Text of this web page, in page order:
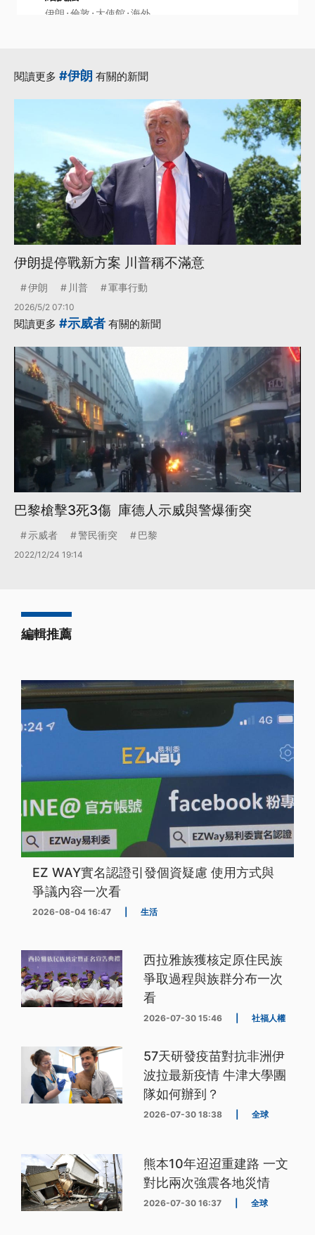
伊朗 ·倫敦 · 大使館·海外
閱讀更多 #伊朗 有關的新聞
伊朗提停戰新方案 川普稱不滿意
伊朗 川普 軍事行動
2026/5/2 07:10
閱讀更多 #示威者 有關的新聞
巴黎槍擊3死3傷 庫德人示威與警爆衝突
示威者 警民衝突 巴黎
2022/12/24 19:14
編輯推薦
EZ WAY實名認證引發個資疑慮 使用方式與
爭議內容一次看
2026-08-04 16:47 生活
西拉雅族獲核定原住民族
爭取過程與族群分布一次
看
2026-07-30 15:46 社福人權
57天研發疫苗對抗非洲伊
波拉最新疫情 牛津大學團
隊如何辦到？
2026-07-30 18:38 全球
熊本10年迢迢重建路 一文
對比兩次強震各地災情
2026-07-30 16:37 全球